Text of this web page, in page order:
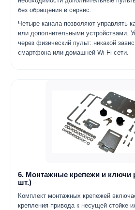
без обращения в сервис.
Четыре канала позволяют управлять
или дополнительными устройствами.
через физический пульт: никакой
смартфона или домашней Wi-Fi-сети.
6. Монтажные крепежи и ключи
шт.)
Комплект монтажных крепежей
крепления привода к несущей стойке